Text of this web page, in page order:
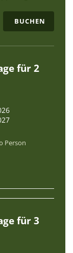
BUCHEN
für 2
Person
für 3